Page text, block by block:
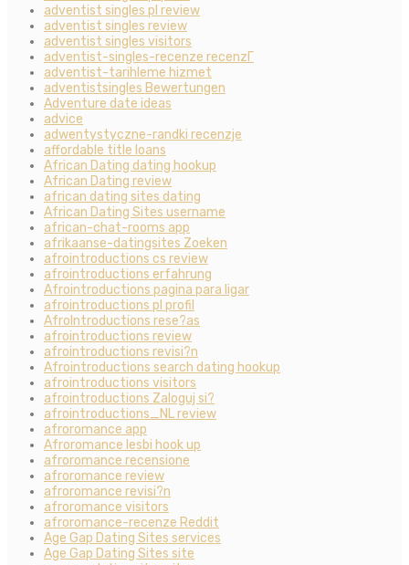
adventist singles pl review
adventist singles review
adventist singles visitors
adventist-singles-recenze recenzГ­
adventist-tarihleme hizmet
adventistsingles Bewertungen
Adventure date ideas
advice
adwentystyczne-randki recenzje
affordable title loans
African Dating dating hookup
African Dating review
african dating sites dating
African Dating Sites username
african-chat-rooms app
afrikaanse-datingsites Zoeken
afrointroductions cs review
afrointroductions erfahrung
Afrointroductions pagina para ligar
afrointroductions pl profil
AfroIntroductions rese?as
afrointroductions review
afrointroductions revisi?n
Afrointroductions search dating hookup
afrointroductions visitors
afrointroductions Zaloguj si?
afrointroductions_NL review
afroromance app
Afroromance lesbi hook up
afroromance recensione
afroromance review
afroromance revisi?n
afroromance visitors
afroromance-recenze Reddit
Age Gap Dating Sites services
Age Gap Dating Sites site